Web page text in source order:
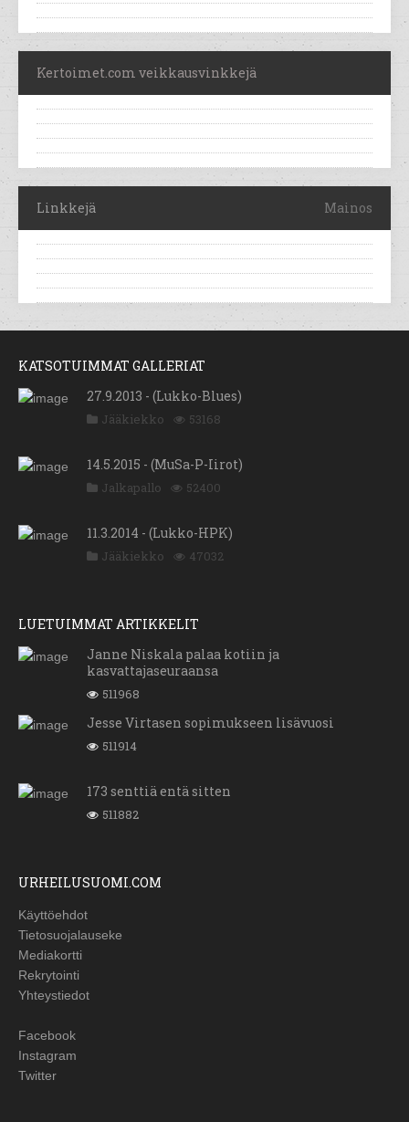
Kertoimet.com veikkausvinkkejä
Linkkejä Mainos
KATSOTUIMMAT GALLERIAT
27.9.2013 - (Lukko-Blues)
Jääkiekko 53168
14.5.2015 - (MuSa-P-Iirot)
Jalkapallo 52400
11.3.2014 - (Lukko-HPK)
Jääkiekko 47032
LUETUIMMAT ARTIKKELIT
Janne Niskala palaa kotiin ja
kasvattajaseuraansa
511968
Jesse Virtasen sopimukseen lisävuosi
511914
173 senttiä entä sitten
511882
URHEILUSUOMI.COM
Käyttöehdot
Tietosuojalauseke
Mediakortti
Rekrytointi
Yhteystiedot
Facebook
Instagram
Twitter